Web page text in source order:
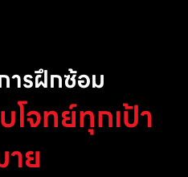
ารฝึกซ้อม
จทย์ทุกเป้า
ย